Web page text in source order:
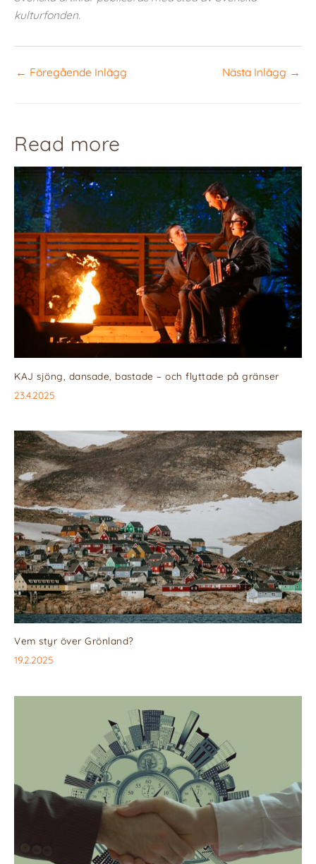
kulturfonden.
← Föregående Inlägg Nästa Inlägg →
Read more
KAJ sjöng, dansade, bastade – och flyttade på gränser
23.4.2025
Vem styr över Grönland?
19.2.2025